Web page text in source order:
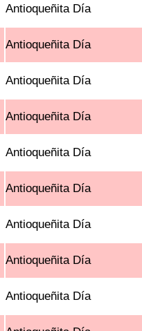
Antioqueñita Día
Antioqueñita Día
Antioqueñita Día
Antioqueñita Día
Antioqueñita Día
Antioqueñita Día
Antioqueñita Día
Antioqueñita Día
Antioqueñita Día